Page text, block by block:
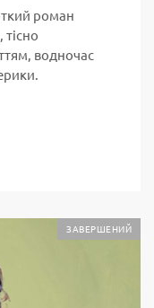
роман
тісно
водночас
ЗАВЕРШЕНИЙ